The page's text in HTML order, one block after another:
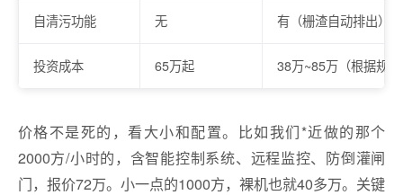
自清污功能 无 有（栅渣自动排出）
投资成本 65万起 38万~85万（根据规
价格不是死的，看大小和配置。比如我们*近做的那个
2000方/小时的，含智能控制系统、远程监控、防倒灌闸
门，报价72万。小一点的1000方，裸机也就40多万。关键